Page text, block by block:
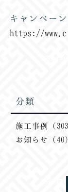
キャンペー
https://
分類
施工事例（303
お知らせ（40